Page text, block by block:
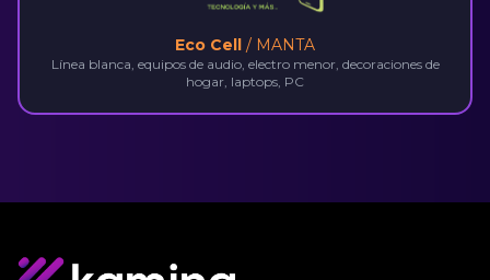
Eco Cell / MANTA
Línea blanca, equipos de audio, electro menor, decoraciones de
hogar, laptops, PC